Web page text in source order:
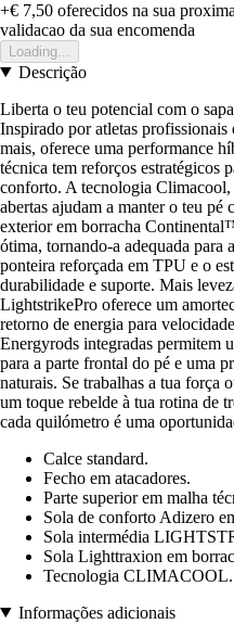
+€ 7,50 oferecidos na sua
validacao da sua encomenda
Loading...
Descrição
Liberta o teu potencial com o
Inspirado por atletas profissionais
mais, oferece uma performance
técnica tem reforços estratégicos
conforto. A tecnologia Climacool,
abertas ajudam a manter o teu pé
exterior em borracha
ótima, tornando-a adequada para
ponteira reforçada em TPU e o
durabilidade e suporte. Mais
LightstrikePro oferece um
retorno de energia para
Energyrods integradas permitem
para a parte frontal do pé e uma
naturais. Se trabalhas a tua força
um toque rebelde à tua rotina de
cada quilómetro é uma
Calce standard.
Fecho em atacadores.
Parte superior em malha
Sola de conforto Adizero
Sola intermédia
Sola Lighttraxion em
Tecnologia CLIMACOOL.
Informações adicionais